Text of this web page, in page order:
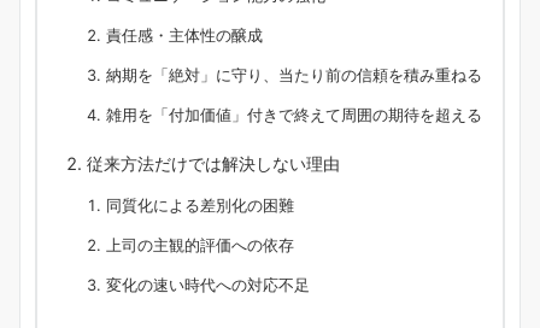
責任感・主体性の醸成
納期を「絶対」に守り、当たり前の信頼を積み重ねる
雑用を「付加価値」付きで終えて周囲の期待を超える
従来方法だけでは解決しない理由
同質化による差別化の困難
上司の主観的評価への依存
変化の速い時代への対応不足